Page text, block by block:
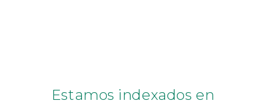
Estamos indexados en